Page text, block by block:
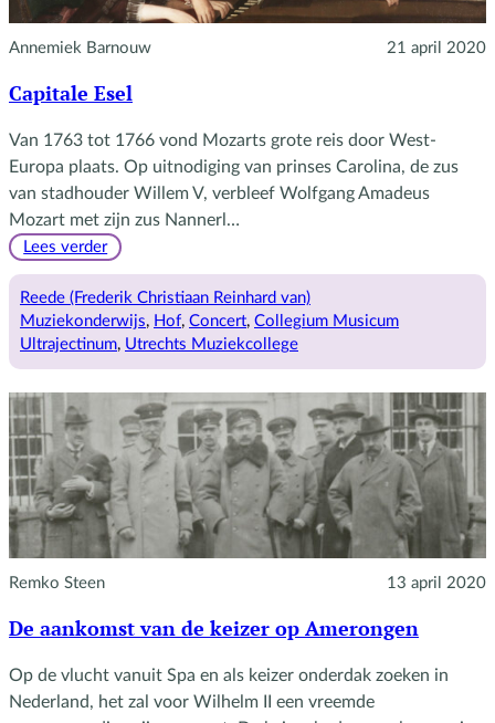
Annemiek Barnouw 21 april 2020
Capitale Esel
Van 1763 tot 1766 vond Mozarts grote reis door West-
Europa plaats. Op uitnodiging van prinses Carolina, de zus
van stadhouder Willem V, verbleef Wolfgang Amadeus
Mozart met zijn zus Nannerl…
Lees verder:
Esel
Reede (Frederik Christiaan Reinhard van)
Muziekonderwijs, Hof, Concert, Collegium Musicum
Ultrajectinum, Utrechts Muziekcollege
Remko Steen 13 april 2020
De aankomst van de keizer op Amerongen
Op de vlucht vanuit Spa en als keizer onderdak zoeken in
Nederland, het zal voor Wilhelm II een vreemde